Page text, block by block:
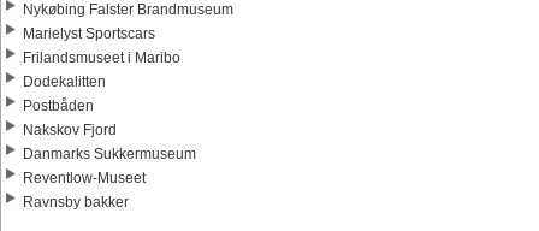
Nykøbing Falster Brandmuseum
Marielyst Sportscars
Frilandsmuseet i Maribo
Dodekalitten
Postbåden
Nakskov Fjord
Danmarks Sukkermuseum
Reventlow-Museet
Ravnsby bakker